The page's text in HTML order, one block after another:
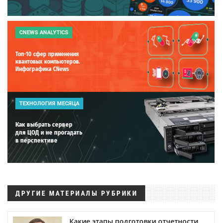
CNEWS ANALYTICS
Топ-10 сфер применения
квантовых компьютеров.
Инфографика CNews
ТЕХНОЛОГИЯ МЕСЯЦА
Как выбрать сервер
для ЦОД и не прогадать
в перспективе
ДРУГИЕ МАТЕРИАЛЫ РУБРИКИ